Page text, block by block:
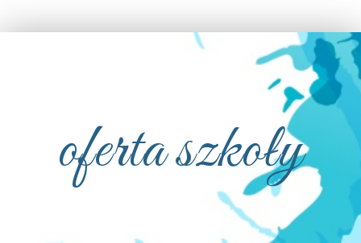
oferta szkoły